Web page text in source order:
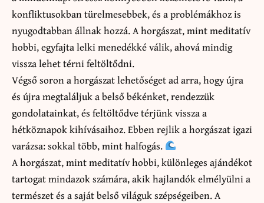
konfliktusokban türelmesebbek, és a problémákhoz is
nyugodtabban állnak hozzá. A horgászat, mint meditatív
hobbi, egyfajta lelki menedékké válik, ahová mindig
vissza lehet térni feltöltődni.
Végső soron a horgászat lehetőséget ad arra, hogy újra
és újra megtaláljuk a belső békénket, rendezzük
gondolatainkat, és feltöltődve térjünk vissza a
hétköznapok kihívásaihoz. Ebben rejlik a horgászat igazi
varázsa: sokkal több, mint halfogás.
A horgászat, mint meditatív hobbi, különleges ajándékot
tartogat mindazok számára, akik hajlandók elmélyülni a
természet és a saját belső világuk szépségeiben. A